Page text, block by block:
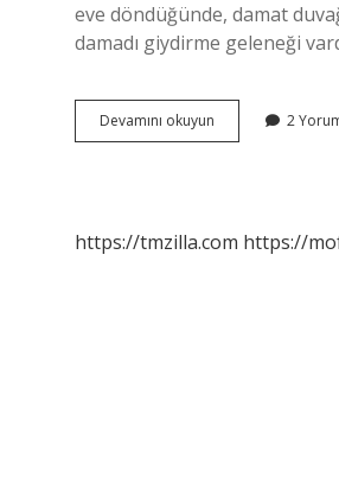
eve döndüğünde, damat
damadı giydirme geleneği
Devamını okuyun
Görümlüğünü
2
https://tmzilla.com https://